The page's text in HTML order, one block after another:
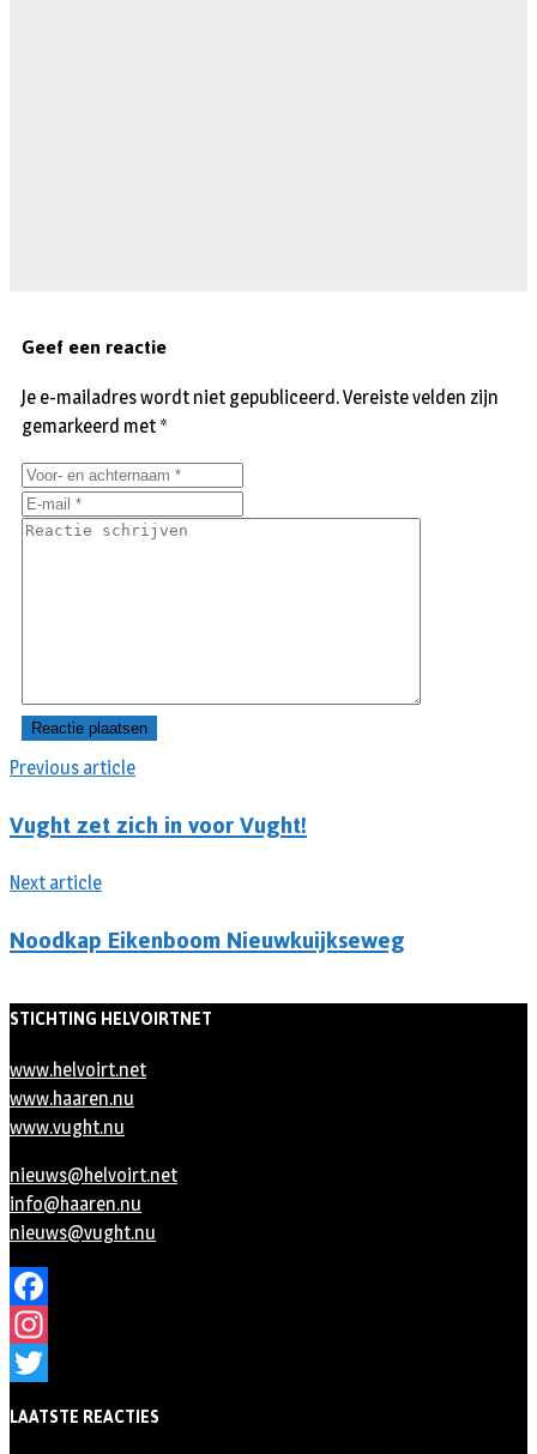
Previous article
Vught zet zich in voor Vught!
Next article
Noodkap Eikenboom Nieuwkuijkseweg
Geef een reactie
Je e-mailadres wordt niet gepubliceerd.Vereiste velden zijn
gemarkeerd met *
STICHTING HELVOIRTNET
www.helvoirt.net
www.haaren.nu
www.vught.nu
nieuws@helvoirt.net
info@haaren.nu
nieuws@vught.nu
Facebook
Instagram
LAATSTE REACTIES